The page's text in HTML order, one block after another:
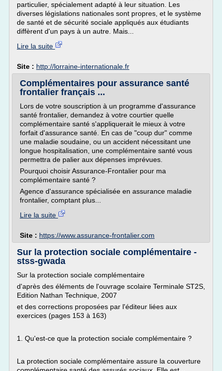
particulier, spécialement adapté à leur situation. Les
diverses législations nationales sont propres, et le système
de santé et de sécurité sociale appliqués aux étudiants
diffèrent d'un pays à un autre. Mais...
Lire la suite
Site : http://lorraine-internationale.fr
Complémentaires pour assurance santé
frontalier français ...
Lors de votre souscription à un programme d'assurance
santé frontalier, demandez à votre courtier quelle
complémentaire santé s'appliquerait le mieux à votre
forfait d'assurance santé. En cas de "coup dur" comme
une maladie soudaine, ou un accident nécessitant une
longue hospitalisation, une complémentaire santé vous
permettra de palier aux dépenses imprévues.
Pourquoi choisir Assurance-Frontalier pour ma
complémentaire santé ?
Agence d'assurance spécialisée en assurance maladie
frontalier, comptant plus...
Lire la suite
Site : https://www.assurance-frontalier.com
Sur la protection sociale complémentaire -
stss-gwada
Sur la protection sociale complémentaire
d'après des éléments de l'ouvrage scolaire Terminale ST2S,
Edition Nathan Technique, 2007
et des corrections proposées par l'éditeur liées aux
exercices (pages 153 à 163)
1. Qu'est-ce que la protection sociale complémentaire ?
La protection sociale complémentaire assure la couverture